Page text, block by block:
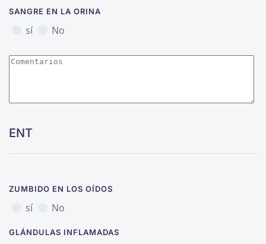
SANGRE EN LA ORINA
sí No
ENT
ZUMBIDO EN LOS OÍDOS
sí No
GLÁNDULAS INFLAMADAS